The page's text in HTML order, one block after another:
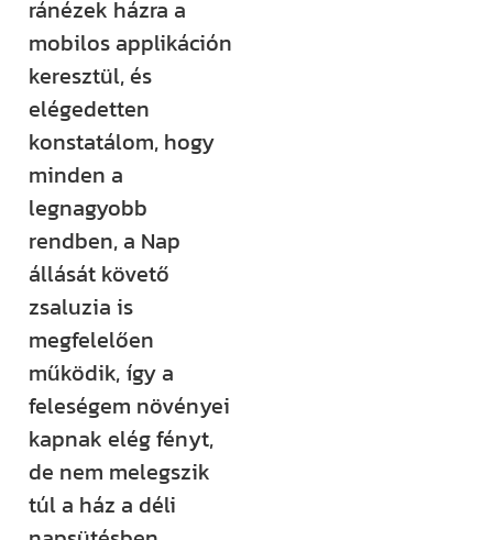
ránézek házra a
mobilos applikáción
keresztül, és
elégedetten
konstatálom, hogy
minden a
legnagyobb
rendben, a Nap
állását követő
zsaluzia is
megfelelően
működik, így a
feleségem növényei
kapnak elég fényt,
de nem melegszik
túl a ház a déli